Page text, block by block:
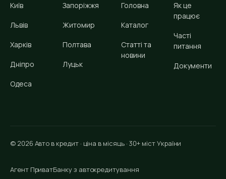
Київ
Львів
Харків
Дніпро
Одеса
Запоріжжя
Житомир
Полтава
Луцьк
Головна
Каталог
Статті та
новини
Як це
працює
Часті
питання
Документи
© 2026 Авто в кредит · ціна в місяць · 30+ міст України
Агент ПриватБанку з автокредитування